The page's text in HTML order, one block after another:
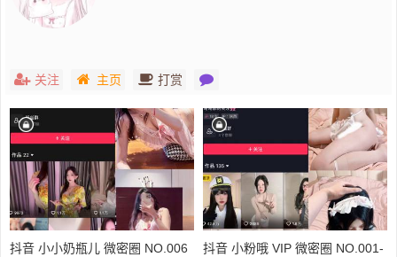
关注 主页 打赏
抖音 小小奶瓶儿 微密圈 NO.006
抖音 小粉哦 VIP 微密圈 NO.001-